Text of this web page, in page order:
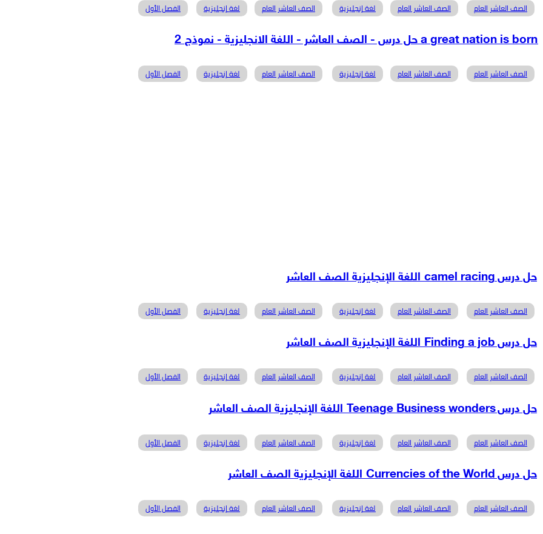
الصف العاشر العام الصف العاشر العام لغة إنجليزية الصف العاشر العام لغة إنجليزية الفصل الأول
a great nation is born حل درس - الصف العاشر - اللغة الانجليزية - نموذج 2
الصف العاشر العام الصف العاشر العام لغة إنجليزية الصف العاشر العام لغة إنجليزية الفصل الأول
حل درس camel racing اللغة الإنجليزية الصف العاشر
الصف العاشر العام الصف العاشر العام لغة إنجليزية الصف العاشر العام لغة إنجليزية الفصل الأول
حل درس Finding a job اللغة الإنجليزية الصف العاشر
الصف العاشر العام الصف العاشر العام لغة إنجليزية الصف العاشر العام لغة إنجليزية الفصل الأول
حل درس Teenage Business wonders اللغة الإنجليزية الصف العاشر
الصف العاشر العام الصف العاشر العام لغة إنجليزية الصف العاشر العام لغة إنجليزية الفصل الأول
حل درس Currencies of the World اللغة الإنجليزية الصف العاشر
الصف العاشر العام الصف العاشر العام لغة إنجليزية الصف العاشر العام لغة إنجليزية الفصل الأول